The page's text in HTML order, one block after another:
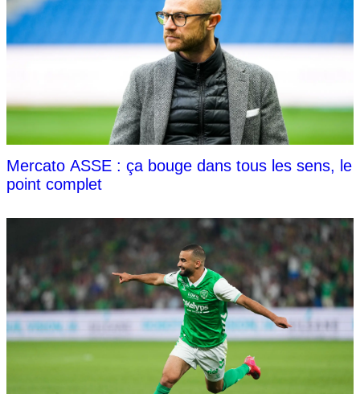
Mercato ASSE : ça bouge dans tous les sens, le
point complet